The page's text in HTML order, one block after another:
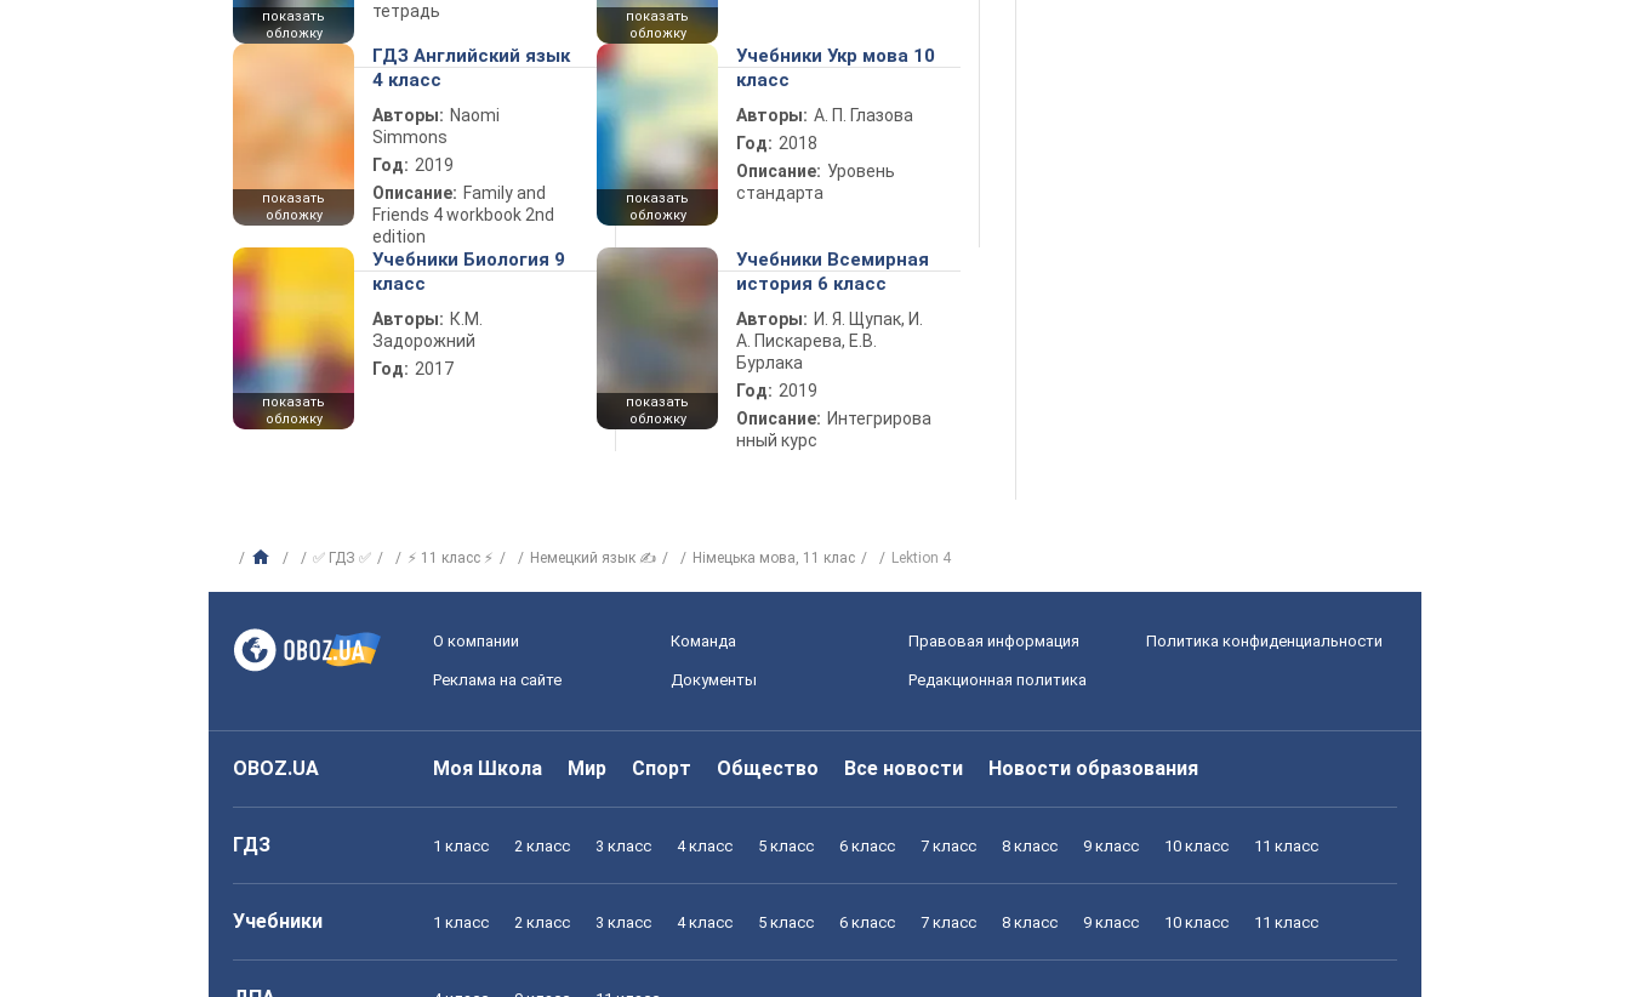
показать
обложку
тетрадь
показать
обложку
показать
обложку
ГДЗ Английский язык
4 класс
Авторы: Naomi
Simmons
Год: 2019
Описание: Family and
Friends 4 workbook 2nd
edition
показать
обложку
Учебники Укр мова 10
класс
Авторы: А. П. Глазова
Год: 2018
Описание: Уровень
стандарта
показать
обложку
Учебники Биология 9
класс
Авторы: К.М.
Задорожний
Год: 2017
показать
обложку
Учебники Всемирная
история 6 класс
Авторы: И. Я. Щупак, И.
А. Пискарева, Е.В.
Бурлака
Год: 2019
Описание: Интегрирова
нный курс
✅ ГДЗ ✅ ⚡ 11 класс ⚡ Немецкий язык ✍ Нiмецька мова, 11 клас Lektion 4
О компании Команда Правовая информация Политика конфиденциальности
Реклама на сайте Документы Редакционная политика
OBOZ.UA Моя Школа Мир Спорт Общество Все новости Новости образования
ГДЗ 1 класс 2 класс 3 класс 4 класс 5 класс 6 класс 7 класс 8 класс 9 класс 10 класс 11 класс
Учебники 1 класс 2 класс 3 класс 4 класс 5 класс 6 класс 7 класс 8 класс 9 класс 10 класс 11 класс